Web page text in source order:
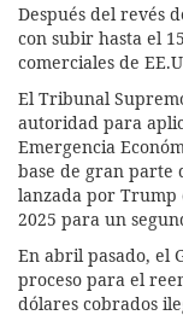
Después del revés
con subir hasta el
comerciales de
El Tribunal
autoridad para
Emergencia
base de gran parte
lanzada por Trump
2025 para un
En abril pasado, el
proceso para el
dólares cobrados